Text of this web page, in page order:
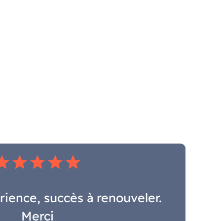
starstarstarstar
succès à renouveler.
Merci